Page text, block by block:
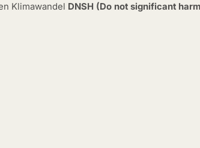
Klimawandel DNSH (Do not significant